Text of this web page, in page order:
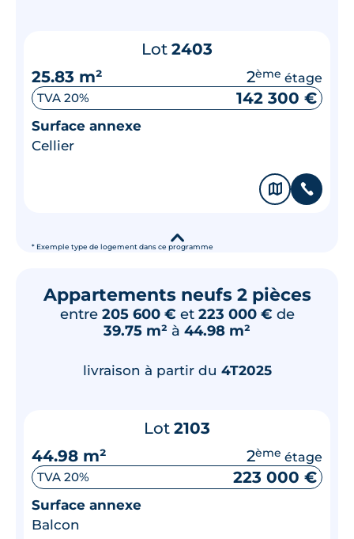
* Exemple type de logement dans ce programme
Lot 2403
25.83 m²
2ème étage
TVA 20% 142 300 €
Surface annexe
Cellier
🗞 📞
▾
Appartements neufs 2 pièces
entre 205 600 € et 223 000 € de
39.75 m² à 44.98 m²
livraison à partir du 4T2025
Lot 2103
44.98 m²
2ème étage
TVA 20% 223 000 €
Surface annexe
Balcon